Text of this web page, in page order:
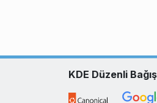
KDE Düzenli